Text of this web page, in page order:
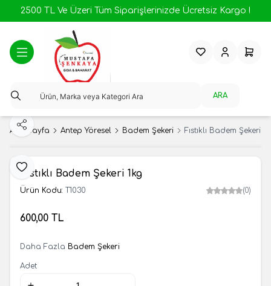
2500 TL Ve Üzeri Tüm Siparişlerinizde Ücretsiz Kargo !
ARA
FavorilerimHesabım
Ana Sayfa Antep Yöresel Badem Şekeri Fıstıklı Badem Şekeri
Favoriye Ekle
Paylaş
Fıstıklı Badem Şekeri 1kg
Ürün Kodu: T1030 (0)
600,00 TL
Daha Fazla Badem Şekeri
Adet